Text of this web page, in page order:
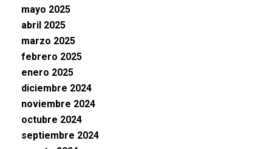
mayo 2025
abril 2025
marzo 2025
febrero 2025
enero 2025
diciembre 2024
noviembre 2024
octubre 2024
septiembre 2024